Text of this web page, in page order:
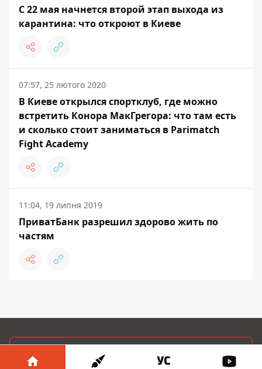
С 22 мая начнется второй этап выхода из
карантина: что откроют в Киеве
07:57, 25 лютого 2020
В Киеве открылся спортклуб, где можно
встретить Конора МакГрегора: что там есть
и сколько стоит заниматься в Parimatch
Fight Academy
11:04, 19 липня 2019
ПриватБанк разрешил здорово жить по
частям